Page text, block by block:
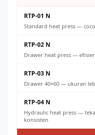
RTP-01 N
Standard heat press —
RTP-02 N
Drawer heat press —
RTP-03 N
Drawer 40×60 — ukuran
RTP-04 N
Hydraulic heat press —
konsisten